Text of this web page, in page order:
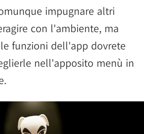
impugnare altri
con l'ambiente, ma
funzioni dell'app dovrete
nell'apposito menù in